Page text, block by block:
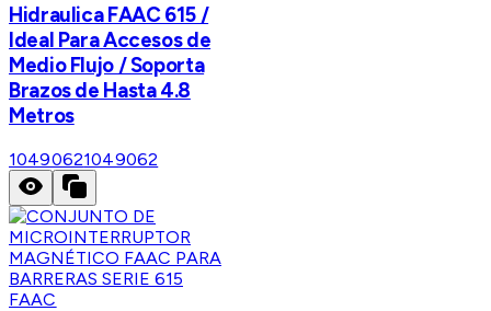
Hidraulica FAAC 615 /
Ideal Para Accesos de
Medio Flujo / Soporta
Brazos de Hasta 4.8
Metros
10490621049062
FAAC